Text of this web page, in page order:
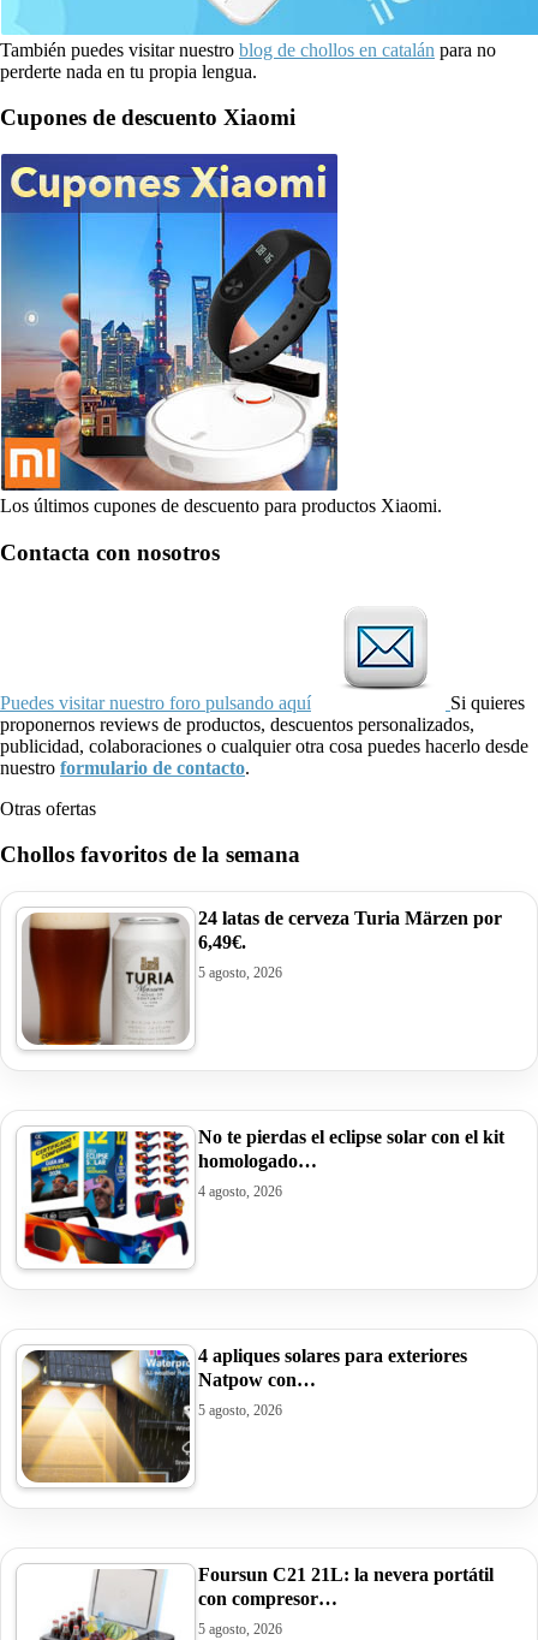
También puedes visitar nuestro blog de chollos en catalán para no
perderte nada en tu propia lengua.
Cupones de descuento Xiaomi
Los últimos cupones de descuento para productos Xiaomi.
Contacta con nosotros
Puedes visitar nuestro foro pulsando aquí
Si quieres
proponernos reviews de productos, descuentos personalizados,
publicidad, colaboraciones o cualquier otra cosa puedes hacerlo desde
nuestro formulario de contacto.
Otras ofertas
Chollos favoritos de la semana
24 latas de cerveza Turia Märzen por
6,49€.
5 agosto, 2026
No te pierdas el eclipse solar con el kit
homologado…
4 agosto, 2026
4 apliques solares para exteriores
Natpow con…
5 agosto, 2026
Foursun C21 21L: la nevera portátil
con compresor…
5 agosto, 2026